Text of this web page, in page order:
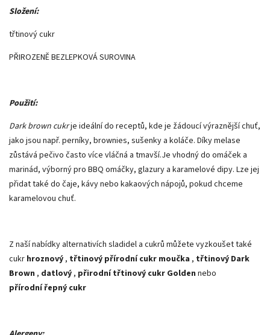
Složení:
třtinový cukr
PŘIROZENĚ BEZLEPKOVÁ SUROVINA
Použití:
Dark brown cukrje ideální do receptů, kde je žádoucí výraznější chuť,
jako jsou např. perníky, brownies, sušenky a koláče. Díky melase
zůstává pečivo často více vláčná a tmavší.Je vhodný do omáček a
marinád, výborný pro BBQ omáčky, glazury a karamelové dipy. Lze jej
přidat také do čaje, kávy nebo kakaových nápojů, pokud chceme
karamelovou chuť.
Z naší nabídky alternativích sladidel a cukrů můžete vyzkoušet také
cukr hroznový , třtinový přírodní cukr moučka , třtinový Dark
Brown , datlový , přirodní třtinový cukr Golden nebo
přírodní řepný cukr